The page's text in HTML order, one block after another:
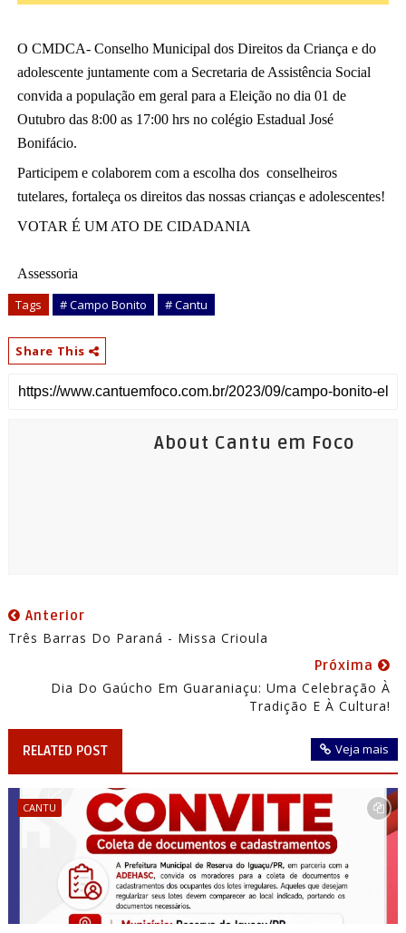
O CMDCA- Conselho Municipal dos Direitos da Criança e do
adolescente juntamente com a Secretaria de Assistência Social
convida a população em geral para a Eleição no dia 01 de
Outubro das 8:00 as 17:00 hrs no colégio Estadual José
Bonifácio.
Participem e colaborem com a escolha dos  conselheiros
tutelares, fortaleça os direitos das nossas crianças e adolescentes!
VOTAR É UM ATO DE CIDADANIA
Assessoria
Tags # Campo Bonito # Cantu
Share This
About Cantu em Foco
Anterior
Três Barras Do Paraná - Missa Crioula
Próxima
Dia Do Gaúcho Em Guaraniaçu: Uma Celebração À
Tradição E À Cultura!
RELATED POST Veja mais
CANTU